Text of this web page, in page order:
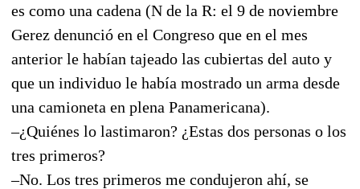
es como una cadena (N de la R: el 9 de noviembre
Gerez denunció en el Congreso que en el mes
anterior le habían tajeado las cubiertas del auto y
que un individuo le había mostrado un arma desde
una camioneta en plena Panamericana).
–¿Quiénes lo lastimaron? ¿Estas dos personas o los
tres primeros?
–No. Los tres primeros me condujeron ahí, se